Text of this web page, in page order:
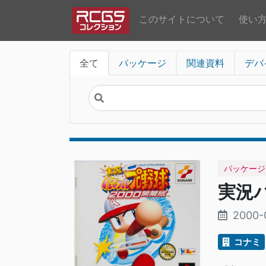
このサイトについて 使い
全て パッケージ 関連資料 デ
パッケージ
実況
2000-
コナミ